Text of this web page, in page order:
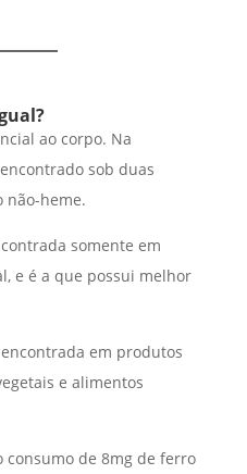
ao corpo. Na
sob duas
não-heme.
somente em
e é a que possui melhor
em produtos
e alimentos
consumo de 8mg de ferro